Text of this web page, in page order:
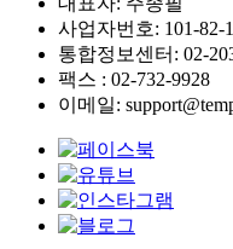
사업자번호: 101-82-
통합정보센터: 02-
팩스 : 02-732-9928
이메일: